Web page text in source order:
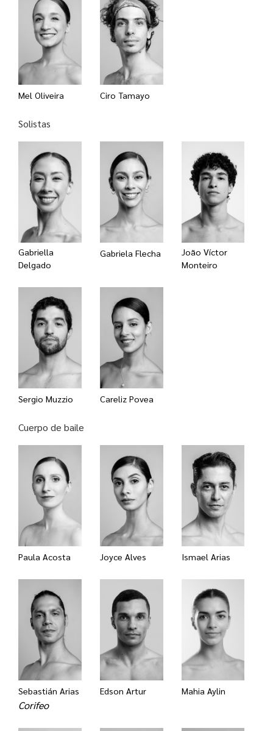
Mel Oliveira Ciro Tamayo
Solistas
Gabriella
Delgado
Gabriela Flecha
João Víctor
Monteiro
Sergio Muzzio Careliz Povea
Cuerpo de baile
Paula Acosta Joyce Alves Ismael Arias
Sebastián Arias
Corifeo
Edson Artur Mahia Aylin